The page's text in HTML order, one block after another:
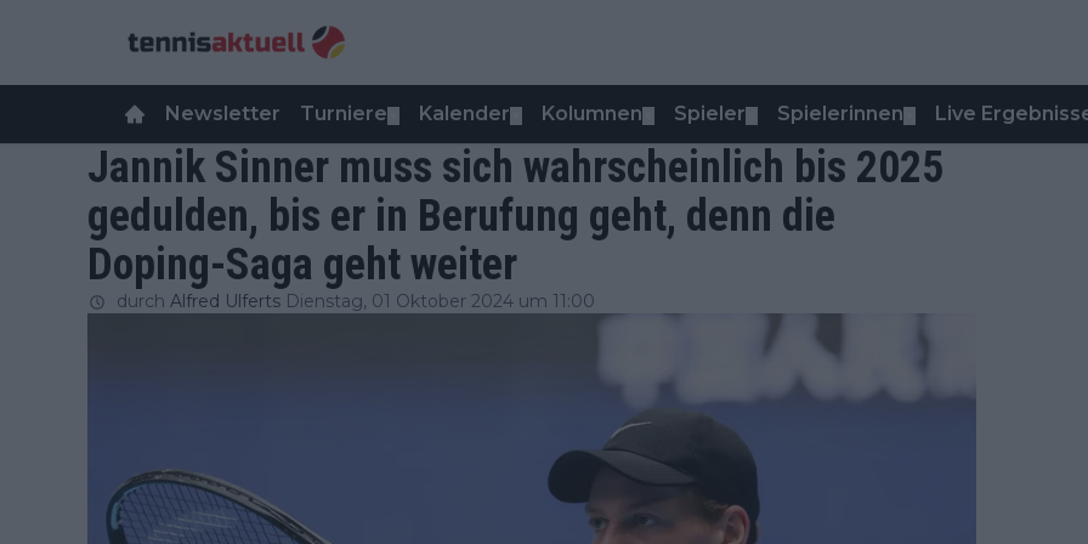
Newsletter Turniere Kalender Kolumnen Spieler Spielerinnen Live
Jannik Sinner muss sich wahrscheinlich bis 2025
gedulden, bis er in Berufung geht, denn die
Doping-Saga geht weiter
durch Alfred Ulferts Dienstag, 01 Oktober 2024 um 11:00